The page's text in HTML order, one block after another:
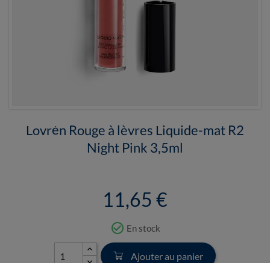
Lovrén Rouge à lèvres Liquide-mat R2
Night Pink 3,5ml
11,65 €
check_circle_outline En stock
Ajouter au panier